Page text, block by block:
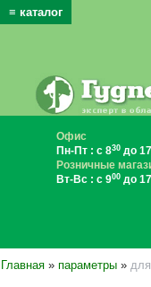
x
≡ каталог
Офис
Пн-Пт : с 830 до
Розничные
Вт-Вс : с 900 до
Главная » параметры »